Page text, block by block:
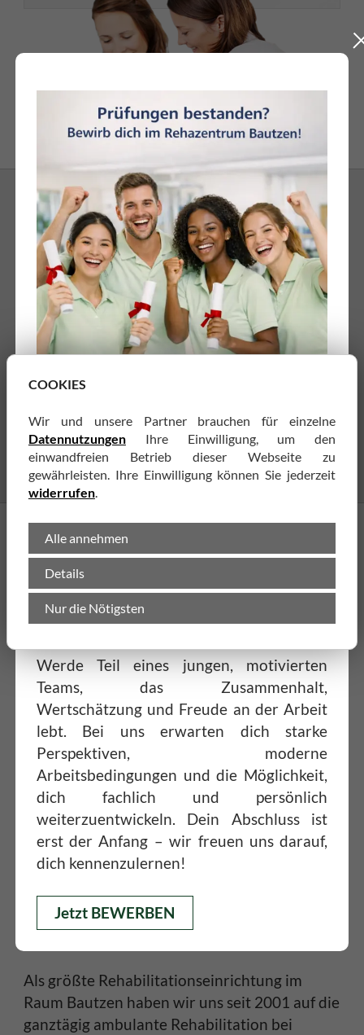
BERATUNG & SERVICE
Damit Sie sich bei uns während der
Rehabilitation rundum wohl fühlen, bieten wir
Ihnen im Rahmen unseres ganzheitlichen
Therapiekonzeptes verschiedene
Dienstleistungen individuell und kostenlos an
- rufen Sie uns an, wir beraten Sie gern unter
» mehr erfahren «
WILKOMMEN
Als größte Rehabilitationseinrichtung im
Raum Bautzen haben wir uns seit 2001 auf die
ganztägig ambulante Rehabilitation bei
STARTE JETZT DEINE ZUKUNFT BEI UNS!
Prüfung bestanden und bereit für den
nächsten Schritt? Dann bist du bei uns
genau richtig!
Werde Teil eines jungen, motivierten
Teams, das Zusammenhalt,
Wertschätzung und Freude an der Arbeit
lebt. Bei uns erwarten dich starke
Perspektiven, moderne
Arbeitsbedingungen und die Möglichkeit,
dich fachlich und persönlich
weiterzuentwickeln. Dein Abschluss ist
erst der Anfang – wir freuen uns darauf,
dich kennenzulernen!
Jetzt BEWERBEN
COOKIES
Wir und unsere Partner brauchen für einzelne
DatennutzungenIhre Einwilligung, um den
einwandfreien Betrieb dieser Webseite zu
gewährleisten. Ihre Einwilligung können Sie jederzeit
widerrufen.
Alle annehmen
Details
Nur die Nötigsten